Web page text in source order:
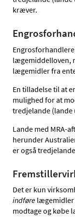
kræver.
lægemiddelloven,
lægemidler fra
En tilladelse til at
mulighed for at
tredjelande (lande
Lande med MRA-
herunder
er også
Det er kun
indføre lægemidler
modtage og købe